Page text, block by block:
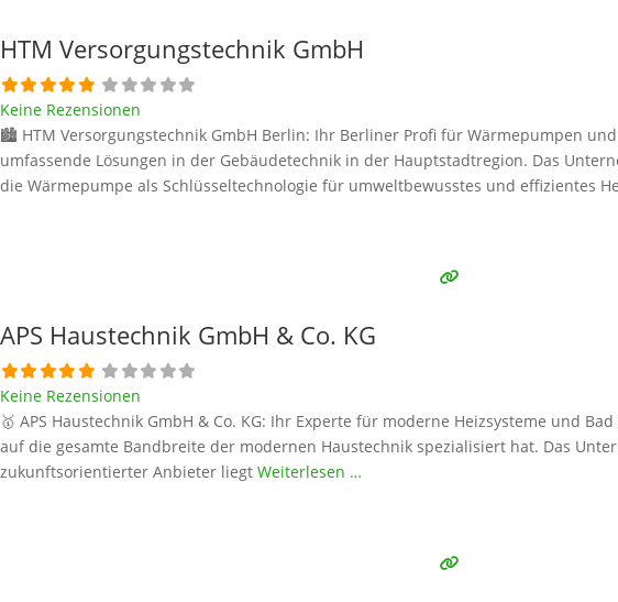
HTM Versorgungstechnik GmbH
Keine Rezensionen
🏙️ HTM Versorgungstechnik GmbH Berlin: Ihr Berliner Profi für Wärmepumpen
umfassende Lösungen in der Gebäudetechnik in der Hauptstadtregion. Das
die Wärmepumpe als Schlüsseltechnologie für umweltbewusstes und effizientes
APS Haustechnik GmbH & Co. KG
Keine Rezensionen
🥇 APS Haustechnik GmbH & Co. KG: Ihr Experte für moderne Heizsysteme und
auf die gesamte Bandbreite der modernen Haustechnik spezialisiert hat. Das
zukunftsorientierter Anbieter liegt Weiterlesen …